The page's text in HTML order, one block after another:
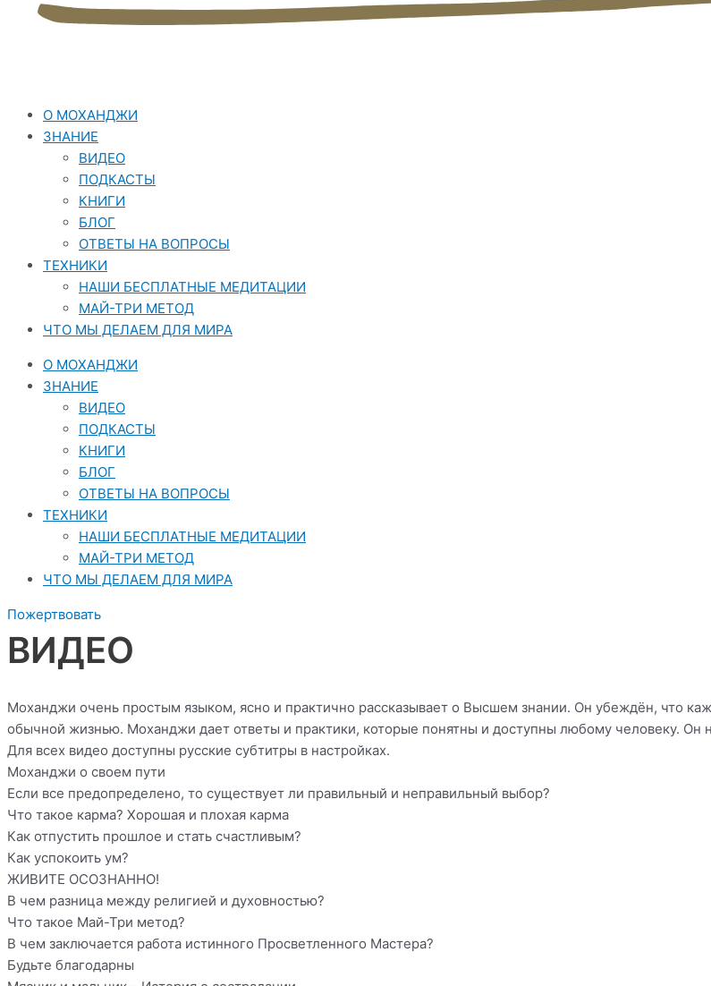
О МОХАНДЖИ
ЗНАНИЕ
ВИДЕО
ПОДКАСТЫ
КНИГИ
БЛОГ
ОТВЕТЫ НА ВОПРОСЫ
ТЕХНИКИ
НАШИ БЕСПЛАТНЫЕ МЕДИТАЦИИ
МАЙ-ТРИ МЕТОД
ЧТО МЫ ДЕЛАЕМ ДЛЯ МИРА
О МОХАНДЖИ
ЗНАНИЕ
ВИДЕО
ПОДКАСТЫ
КНИГИ
БЛОГ
ОТВЕТЫ НА ВОПРОСЫ
ТЕХНИКИ
НАШИ БЕСПЛАТНЫЕ МЕДИТАЦИИ
МАЙ-ТРИ МЕТОД
ЧТО МЫ ДЕЛАЕМ ДЛЯ МИРА
Пожертвовать
ВИДЕО
Моханджи очень простым языком, ясно и практично рассказывает о Высшем знании. Он убеждён, что
обычной жизнью. Моханджи дает ответы и практики, которые понятны и доступны любому человеку. Он
Для всех видео доступны русские субтитры в настройках.
Моханджи о своем пути
Если все предопределено, то существует ли правильный и неправильный выбор?
Что такое карма? Хорошая и плохая карма
Как отпустить прошлое и стать счастливым?
Как успокоить ум?
ЖИВИТЕ ОСОЗНАННО!
В чем разница между религией и духовностью?
Что такое Май-Три метод?
В чем заключается работа истинного Просветленного Мастера?
Будьте благодарны